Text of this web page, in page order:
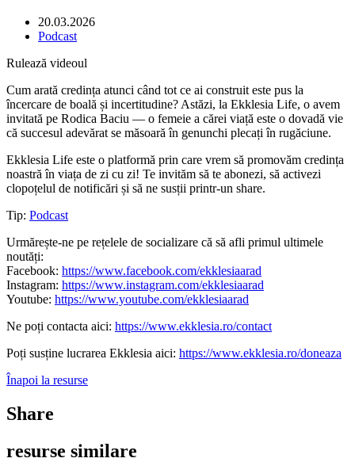
20.03.2026
Podcast
Rulează videoul
Cum arată credința atunci când tot ce ai construit este pus la
încercare de boală și incertitudine? Astăzi, la Ekklesia Life, o avem
invitată pe Rodica Baciu — o femeie a cărei viață este o dovadă vie
că succesul adevărat se măsoară în genunchi plecați în rugăciune.
Ekklesia Life este o platformă prin care vrem să promovăm credința
noastră în viața de zi cu zi! Te invităm să te abonezi, să activezi
clopoțelul de notificări și să ne susții printr-un share.
Tip: Podcast
Urmărește-ne pe rețelele de socializare că să afli primul ultimele
noutăți:
Facebook: https://www.facebook.com/ekklesiaarad
Instagram: https://www.instagram.com/ekklesiaarad
Youtube: https://www.youtube.com/ekklesiaarad
Ne poți contacta aici: https://www.ekklesia.ro/contact
Poți susține lucrarea Ekklesia aici: https://www.ekklesia.ro/doneaza
Înapoi la resurse
Share
resurse similare